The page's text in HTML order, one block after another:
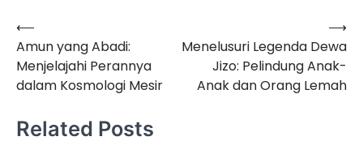
Post
navigation
⟵
Amun yang Abadi:
Menjelajahi Perannya
dalam Kosmologi Mesir
Menelusuri Legenda Dewa
Jizo: Pelindung Anak-
Anak dan Orang Lemah
⟶
Related Posts